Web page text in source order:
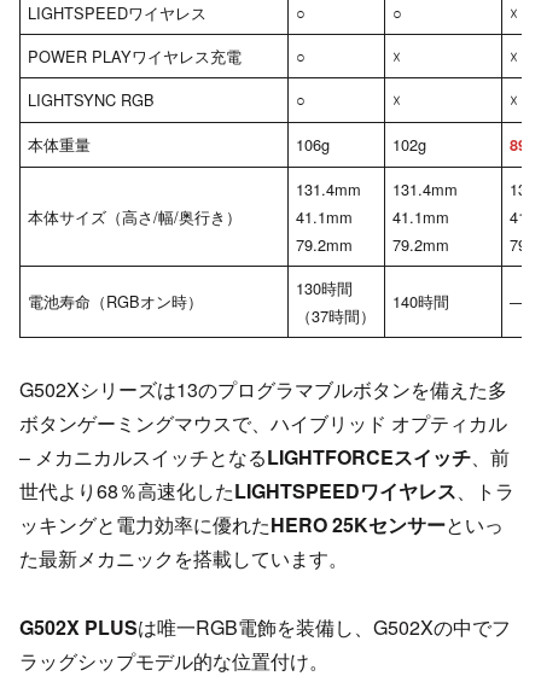
LIGHTSPEEDワイヤレス
○ ○
☓
POWER PLAYワイヤレス充電
○ ☓
☓
LIGHTSYNC RGB
○ ☓
☓
本体重量
106g 102g 89g
本体サイズ（高さ/幅/奥行き）
131.4mm
41.1mm
79.2mm
131.4mm
41.1mm
79.2mm
電池寿命（RGBオン時）
130時間
（37時間）
140時間 —
G502Xシリーズは13のプログラマブルボタンを備えた多
ボタンゲーミングマウスで、ハイブリッド オプティカル
– メカニカルスイッチとなるLIGHTFORCEスイッチ、前
世代より68％高速化したLIGHTSPEEDワイヤレス、トラ
ッキングと電力効率に優れたHERO 25Kセンサーといっ
た最新メカニックを搭載しています。
G502X PLUSは唯一RGB電飾を装備し、G502Xの中でフ
ラッグシップモデル的な位置付け。